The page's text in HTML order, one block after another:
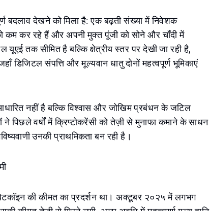
बदलाव देखने को मिला है: एक बढ़ती संख्या में निवेशक
कम कर रहे हैं और अपनी मुक्त पूंजी को सोने और चाँदी में
यूएई तक सीमित है बल्कि क्षेत्रीय स्तर पर देखी जा रही है,
डिजिटल संपत्ति और मूल्यवान धातु दोनों महत्वपूर्ण भूमिकाएं
नहीं है बल्कि विश्वास और जोखिम प्रबंधन के जटिल
पिछले वर्षों में क्रिप्टोकरेंसी को तेज़ी से मुनाफा कमाने के साधन
उनकी प्राथमिकता बन रही है।
की कीमत का प्रदर्शन था। अक्टूबर २०२५ में लगभग